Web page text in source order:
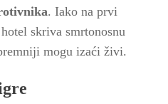
. Iako na prvi
skriva smrtonosnu
mogu izaći živi.